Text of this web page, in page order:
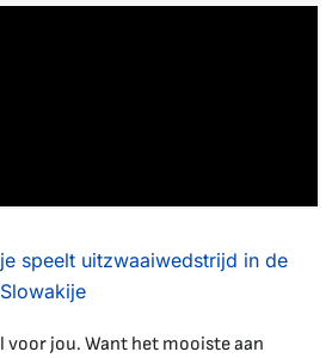
speelt uitzwaaiwedstrijd in de
voor jou. Want het mooiste aan